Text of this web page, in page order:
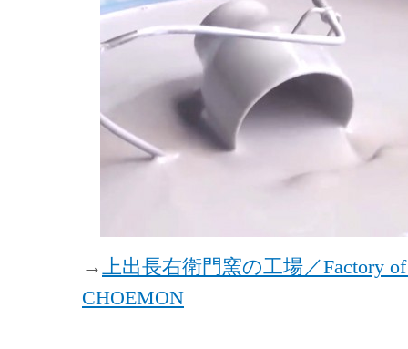
→上出長右衛門窯の工場／Factory
CHOEMON